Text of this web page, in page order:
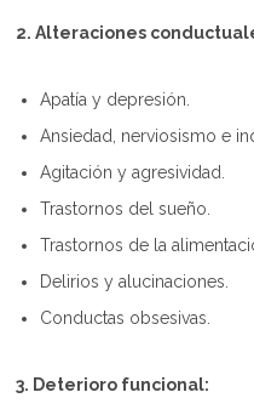
2. Alteraciones
Apatía y depresión.
Ansiedad, nerviosismo e
Agitación y agresividad.
Trastornos del sueño.
Trastornos de la
Delirios y alucinaciones.
Conductas obsesivas.
3. Deterioro funcional: